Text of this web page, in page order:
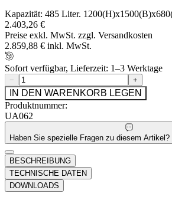
Kapazität: 485 Liter.
2.403,26 €
Preise exkl. MwSt. zzgl. Versandkosten
2.859,88 € inkl. MwSt.
Sofort verfügbar, Lieferzeit: 1–3 Werktage
− +
IN DEN WARENKORB LEGEN
Produktnummer:
UA062
Haben Sie spezielle Fragen zu diesem Artikel?
BESCHREIBUNG
TECHNISCHE DATEN
DOWNLOADS